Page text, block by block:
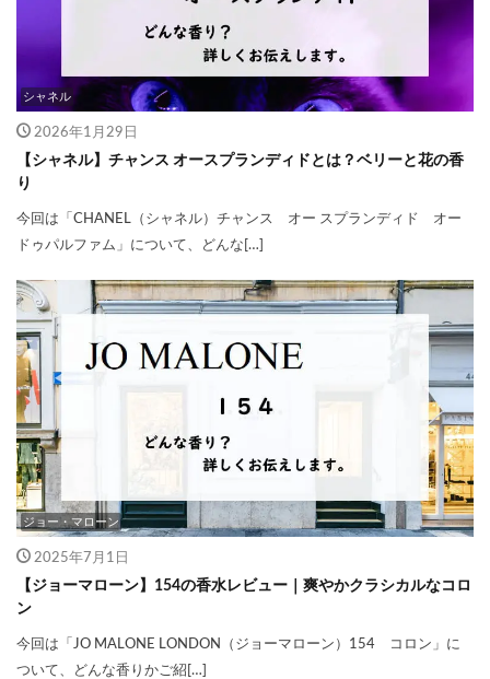
シャネル
2026年1月29日
【シャネル】チャンス オースプランディドとは？ベリーと花の香
り
今回は「CHANEL（シャネル）チャンス オー スプランディド オー
ドゥパルファム」について、どんな[…]
ジョー・マローン
2025年7月1日
【ジョーマローン】154の香水レビュー｜爽やかクラシカルなコロ
ン
今回は「JO MALONE LONDON（ジョーマローン）154 コロン」に
ついて、どんな香りかご紹[…]